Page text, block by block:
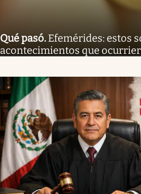
Qué pasó. Efemérides: estos
acontecimientos que